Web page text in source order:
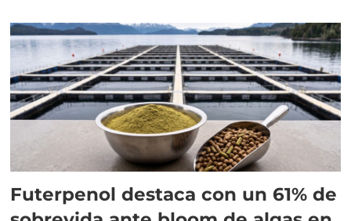
Futerpenol destaca con un 61% de